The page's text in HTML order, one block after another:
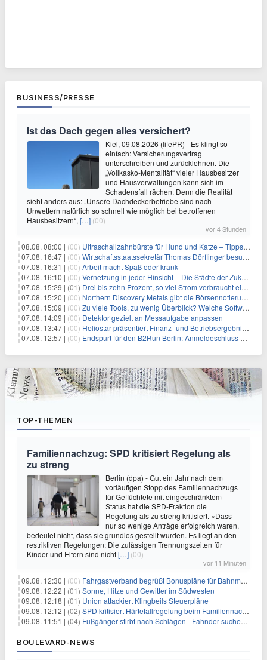
BUSINESS/PRESSE
Ist das Dach gegen alles versichert?
Kiel, 09.08.2026 (lifePR) - Es klingt so
einfach: Versicherungsvertrag
unterschreiben und zurücklehnen. Die
„Vollkasko-Mentalität“ vieler Hausbesitzer
und Hausverwaltungen kann sich im
Schadensfall rächen. Denn die Realität
sieht anders aus: „Unsere Dachdeckerbetriebe sind nach
Unwettern natürlich so schnell wie möglich bei betroffenen
Hausbesitzern“,[…] (00)
vor 4 Stunden
08.08. 08:00 | (00) Ultraschallzahnbürste für Hund und Katze – Tipps zur erfolgreichen Eingewöhnung
07.08. 16:47 | (00) Wirtschaftsstaatssekretär Thomas Dörflinger besucht Handwerksbetrieb im Kammerbezirk Freiburg
07.08. 16:31 | (00) Arbeit macht Spaß oder krank
07.08. 16:10 | (00) Vernetzung in jeder Hinsicht – Die Städte der Zukunft sind grün-blau
07.08. 15:29 | (01) Drei bis zehn Prozent, so viel Strom verbraucht ein Aufzug im Gebäude
07.08. 15:20 | (00) Northern Discovery Metals gibt die Börsennotierung an der Frankfurter Wertpapierbörse bekannt
07.08. 15:09 | (00) Zu viele Tools, zu wenig Überblick? Welche Software IT-Dienstleister wirklich brauchen
07.08. 14:09 | (00) Detektor gezielt an Messaufgabe anpassen
07.08. 13:47 | (00) Heliostar präsentiert Finanz- und Betriebsergebnis für das zweite Quartal 2026 mit Goldproduktion und Barreserven in Rekordhöhe
07.08. 12:57 | (00) Endspurt für den B2Run Berlin: Anmeldeschluss am 26. August
TOP-THEMEN
Familiennachzug: SPD kritisiert Regelung als
zu streng
Berlin (dpa) - Gut ein Jahr nach dem
vorläufigen Stopp des Familiennachzugs
für Geflüchtete mit eingeschränktem
Status hat die SPD-Fraktion die
Regelung als zu streng kritisiert. «Dass
nur so wenige Anträge erfolgreich waren,
bedeutet nicht, dass sie grundlos gestellt wurden. Es liegt an den
restriktiven Regelungen: Die zulässigen Trennungszeiten für
Kinder und Eltern sind nicht[…] (00)
vor 11 Minuten
09.08. 12:30 | (00) Fahrgastverband begrüßt Bonuspläne für Bahnmanager
09.08. 12:22 | (01) Sonne, Hitze und Gewitter im Südwesten
09.08. 12:18 | (01) Union attackiert Klingbeils Steuerpläne
09.08. 12:12 | (02) SPD kritisiert Härtefallregelung beim Familiennachzug als zu streng
09.08. 11:51 | (04) Fußgänger stirbt nach Schlägen - Fahnder suchen Autofahrer
BOULEVARD-NEWS